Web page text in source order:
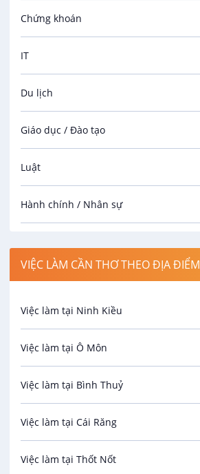
Chứng khoán
IT
Du lịch
Giáo dục / Đào tạo
Luật
Hành chính / Nhân sự
Spa
Bảo Vệ
An toàn lao động
Bảo hiểm
Biên phiên dịch
Bưu chính viễn thông
VIỆC LÀM CẦN THƠ THEO ĐỊA ĐIỂM
Việc làm tại Ninh Kiều
Việc làm tại Ô Môn
Việc làm tại Bình Thuỷ
Việc làm tại Cái Răng
Việc làm tại Thốt Nốt